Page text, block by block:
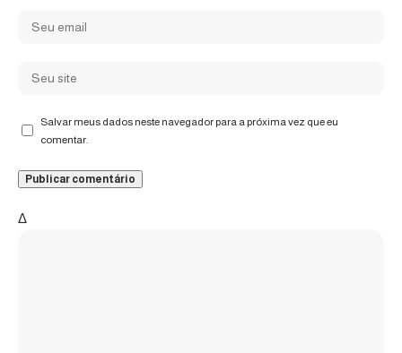
Salvar meus dados neste navegador para a próxima vez que eu
comentar.
Δ